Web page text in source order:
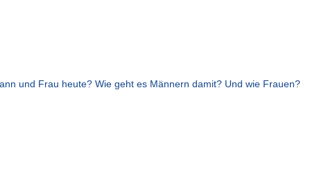
und Frau heute? Wie geht es Männern damit? Und wie Frauen?